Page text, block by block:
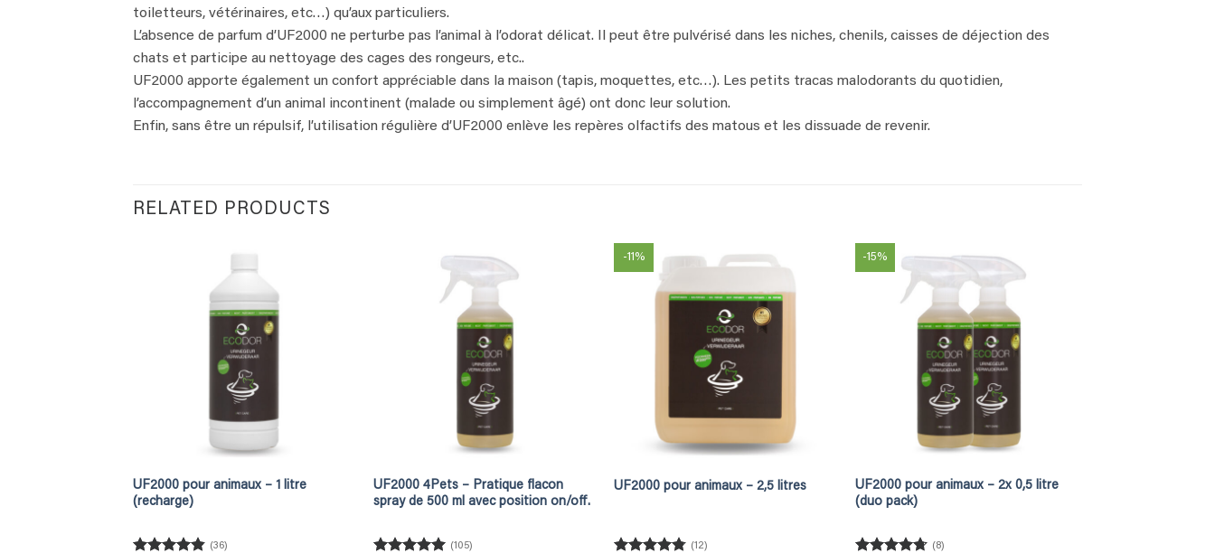
toiletteurs, vétérinaires, etc…) qu’aux particuliers.
L’absence de parfum d’UF2000 ne perturbe pas l’animal à l’odorat délicat. Il peut être pulvérisé dans les niches, chenils, caisses de déjection des
chats et participe au nettoyage des cages des rongeurs, etc..
UF2000 apporte également un confort appréciable dans la maison (tapis, moquettes, etc…). Les petits tracas malodorants du quotidien,
l’accompagnement d’un animal incontinent (malade ou simplement âgé) ont donc leur solution.
Enfin, sans être un répulsif, l’utilisation régulière d’UF2000 enlève les repères olfactifs des matous et les dissuade de revenir.
RELATED PRODUCTS
UF2000 pour animaux – 1 litre
(recharge)
(36)
UF2000 4Pets – Pratique flacon
spray de 500 ml avec position on/off.
(105)
-11%
UF2000 pour animaux – 2,5 litres
(12)
-15%
UF2000 pour animaux – 2x 0,5 litre
(duo pack)
(8)